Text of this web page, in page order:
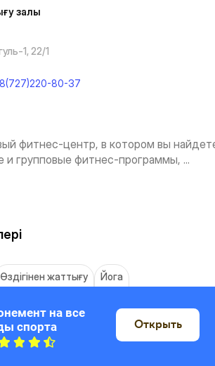
залы
1, 22/1
80-37
фитнес-центр, в котором вы
и групповые фитнес-программы, ...
Өздігінен жаттығу Йога
Картада
на все
спорта
Открыть